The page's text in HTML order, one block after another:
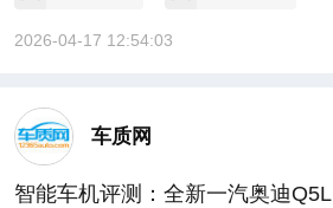
2026-04-17 12:54:03
车质网
智能车机评测：全新一汽奥迪Q5L